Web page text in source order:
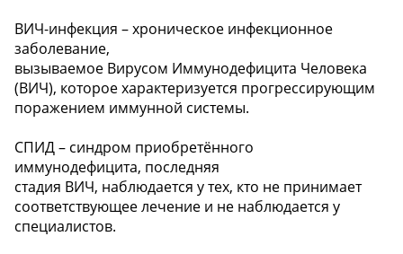
ВИЧ-инфекция – хроническое инфекционное
заболевание,
вызываемое Вирусом Иммунодефицита Человека
(ВИЧ), которое характеризуется прогрессирующим
поражением иммунной системы.
СПИД – синдром приобретённого
иммунодефицита, последняя
стадия ВИЧ, наблюдается у тех, кто не принимает
соответствующее лечение и не наблюдается у
специалистов.